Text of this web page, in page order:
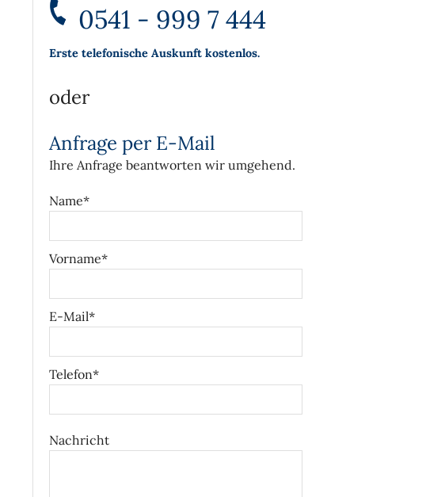
0541 - 999 7 444
Erste telefonische Auskunft kostenlos.
oder
Anfrage per E-Mail
Ihre Anfrage beantworten wir umgehend.
Name*
Vorname*
E-Mail*
Telefon*
Nachricht